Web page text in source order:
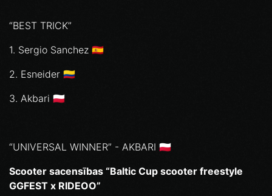
“BEST TRICK”
1. Sergio Sanchez 🇪🇸
2. ⁠Esneider 🇨🇴
3. ⁠Akbari 🇵🇱
“UNIVERSAL WINNER” - AKBARI 🇵🇱
Scooter sacensības “Baltic Cup scooter freestyle
GGFEST x RIDEOO”